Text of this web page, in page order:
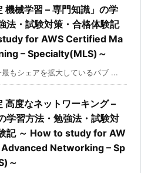
機械学習 – 専門知識」の学
法・試験対策・合格体験記
for AWS Certified Ma
– Specialty(MLS)～
もシェアを拡大しているパブ ...
高度なネットワーキング –
学習方法・勉強法・試験対
記 ～ How to study for AW
Networking – Sp
～